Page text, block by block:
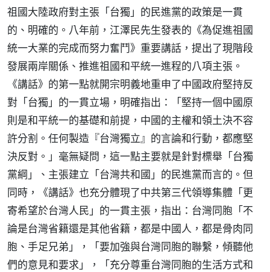
祖國大陸政府對主張「台獨」的民進黨的政策是一貫
的、明確的。八年前，江澤民先生發表的《為促進祖國
統一大業的完成而努力奮鬥》重要講話，提出了現階段
發展兩岸關係、推進祖國和平統一進程的八項主張。
《講話》的第一點就開宗明義地重申了中國政府堅持反
對「台獨」的一貫立場，明確指出：「堅持一個中國原
則是和平統一的基礎和前提，中國的主權和領土決不容
許分割。任何製造『台灣獨立』的言論和行動，都應堅
決反對。」毫無疑問，這一點主要就是針對標舉「台獨
黨綱」、主張建立「台灣共和國」的民進黨而言的。但
同時，《講話》也充分體現了中共第三代領導集體「更
寄希望於台灣人民」的一貫主張，指出：台灣同胞「不
論是台灣省籍還是其他省籍，都是中國人，都是骨肉同
胞、手足兄弟」，「要加強與台灣同胞的聯繫，傾聽他
們的意見和要求」，「充分尊重台灣同胞的生活方式和